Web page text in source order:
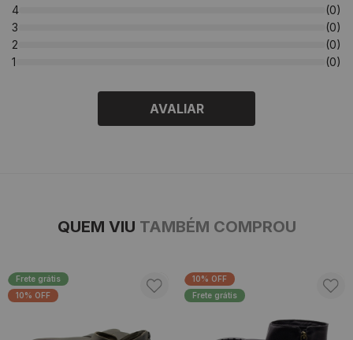
4
(0)
3
(0)
2
(0)
1
(0)
AVALIAR
QUEM VIU TAMBÉM COMPROU
Frete grátis
10% OFF
10% OFF
Frete grátis